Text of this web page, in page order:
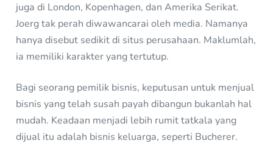
juga di London, Kopenhagen, dan Amerika Serikat.
Joerg tak perah diwawancarai oleh media. Namanya
hanya disebut sedikit di situs perusahaan. Maklumlah,
ia memiliki karakter yang tertutup.
Bagi seorang pemilik bisnis, keputusan untuk menjual
bisnis yang telah susah payah dibangun bukanlah hal
mudah. Keadaan menjadi lebih rumit tatkala yang
dijual itu adalah bisnis keluarga, seperti Bucherer.